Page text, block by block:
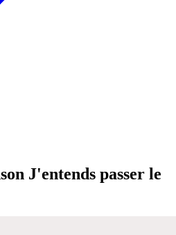
J'entends passer le